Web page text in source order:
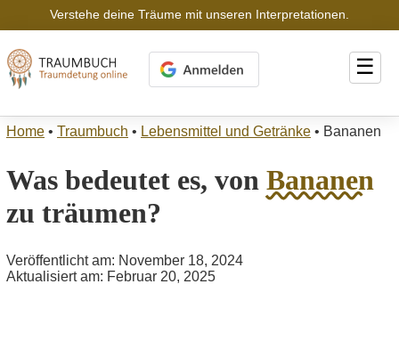
Verstehe deine Träume mit unseren Interpretationen.
☰
Home • Traumbuch • Lebensmittel und Getränke • Bananen
Was bedeutet es, von Bananen
zu träumen?
Veröffentlicht am: November 18, 2024
Aktualisiert am: Februar 20, 2025